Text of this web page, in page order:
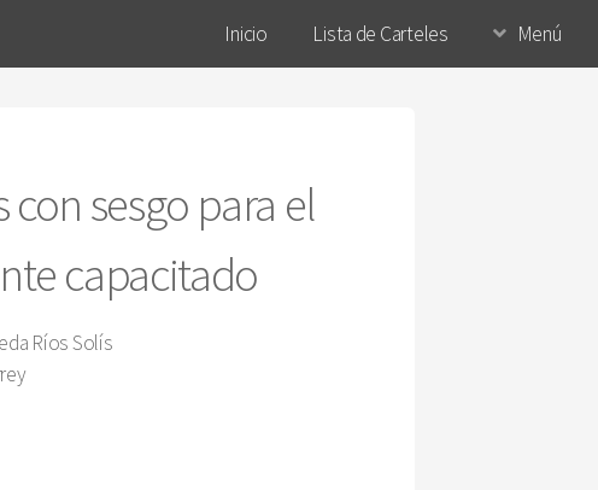
Inicio Lista de Carteles Menú
sesgo para el
capacitado
Ríos Solís